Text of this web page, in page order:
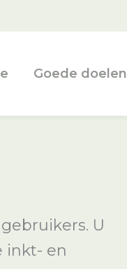
Goede doelen
U
inkt- en